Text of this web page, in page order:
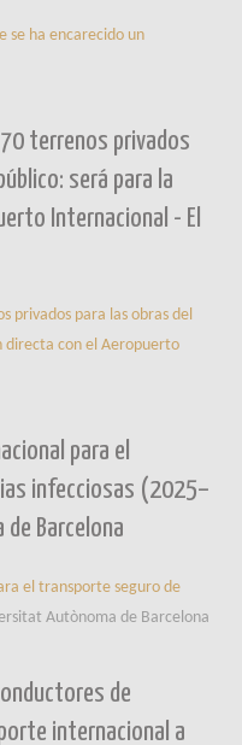
se ha encarecido un
terrenos privados
será para la
Internacional - El
privados para las obras del
directa con el Aeropuerto
para el
infecciosas (2025–
Barcelona
el transporte seguro de
Autònoma de Barcelona
de
internacional a